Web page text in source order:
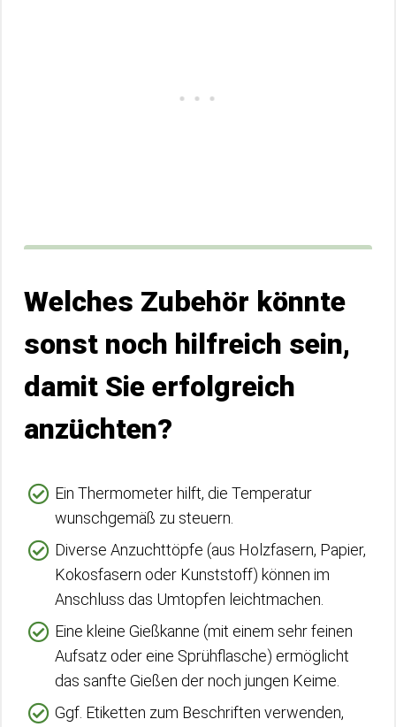
Welches Zubehör könnte
sonst noch hilfreich sein,
damit Sie erfolgreich
anzüchten?
Ein Thermometer hilft, die Temperatur
wunschgemäß zu steuern.
Diverse Anzuchttöpfe (aus Holzfasern, Papier,
Kokosfasern oder Kunststoff) können im
Anschluss das Umtopfen leichtmachen.
Eine kleine Gießkanne (mit einem sehr feinen
Aufsatz oder eine Sprühflasche) ermöglicht
das sanfte Gießen der noch jungen Keime.
Ggf. Etiketten zum Beschriften verwenden,